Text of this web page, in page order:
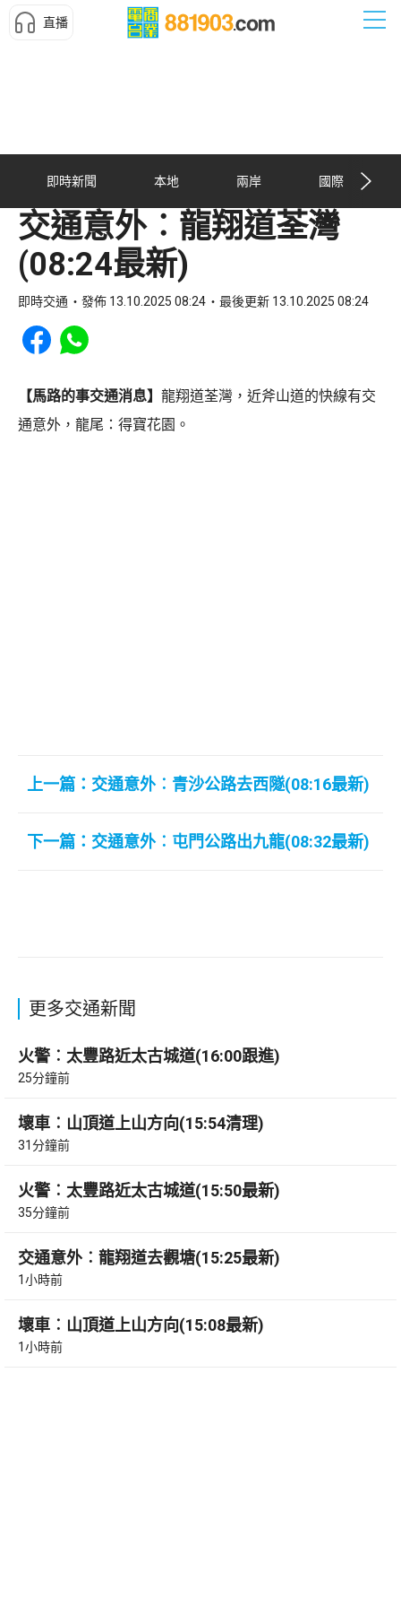
直播
即時新聞 本地 兩岸 國際
交通意外︰龍翔道荃灣
(08:24最新)
即時交通 發佈 13.10.2025 08:24 最後更新 13.10.2025 08:24
Share to Facebook
Share to WhatsApp
【馬路的事交通消息】 龍翔道荃灣，近斧山道的快線有交
通意外，龍尾：得寶花園。
上一篇：交通意外︰青沙公路去西隧(08:16最新)
下一篇：交通意外︰屯門公路出九龍(08:32最新)
更多交通新聞
火警︰太豐路近太古城道(16:00跟進)
25分鐘前
壞車︰山頂道上山方向(15:54清理)
31分鐘前
火警︰太豐路近太古城道(15:50最新)
35分鐘前
交通意外︰龍翔道去觀塘(15:25最新)
1小時前
壞車︰山頂道上山方向(15:08最新)
1小時前